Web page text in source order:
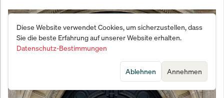
Diese Website verwendet Cookies, um sicherzustellen, dass
Sie die beste Erfahrung auf unserer Website erhalten.
Datenschutz-Bestimmungen
Annehmen
Ablehnen